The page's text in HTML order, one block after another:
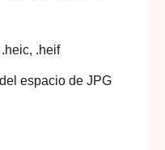
.heic, .heif
espacio de JPG